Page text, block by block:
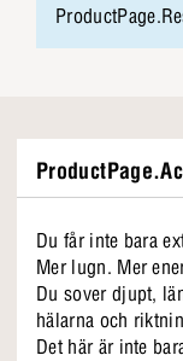
Du får inte bara
Mer lugn. Mer
Du sover djupt,
hälarna och
Det här är inte